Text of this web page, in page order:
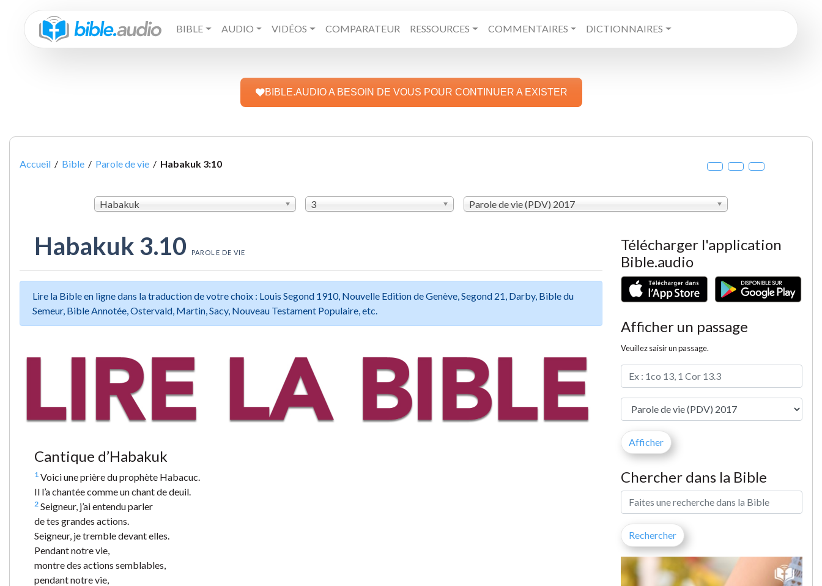
BIBLE AUDIO VIDÉOS COMPARATEUR RESSOURCES COMMENTAIRES DICTIONNAIRES
BIBLE.AUDIO A BESOIN DE VOUS POUR CONTINUER A EXISTER
Accueil / Bible / Parole de vie / Habakuk 3:10
Habakuk 3 Parole de vie (PDV) 2017
Habakuk 3.10 PAROLE DE VIE
Lire la Bible en ligne dans la traduction de votre choix : Louis Segond 1910, Nouvelle Edition de Genève, Segond 21, Darby, Bible du
Semeur, Bible Annotée, Ostervald, Martin, Sacy, Nouveau Testament Populaire, etc.
Cantique d’Habakuk
1 Voici une prière du prophète Habacuc.
Il l’a chantée comme un chant de deuil.
2 Seigneur, j’ai entendu parler
de tes grandes actions.
Seigneur, je tremble devant elles.
Pendant notre vie,
montre des actions semblables,
pendant notre vie,
Télécharger l'application
Bible.audio
Afficher un passage
Veuillez saisir un passage.
Chercher dans la Bible